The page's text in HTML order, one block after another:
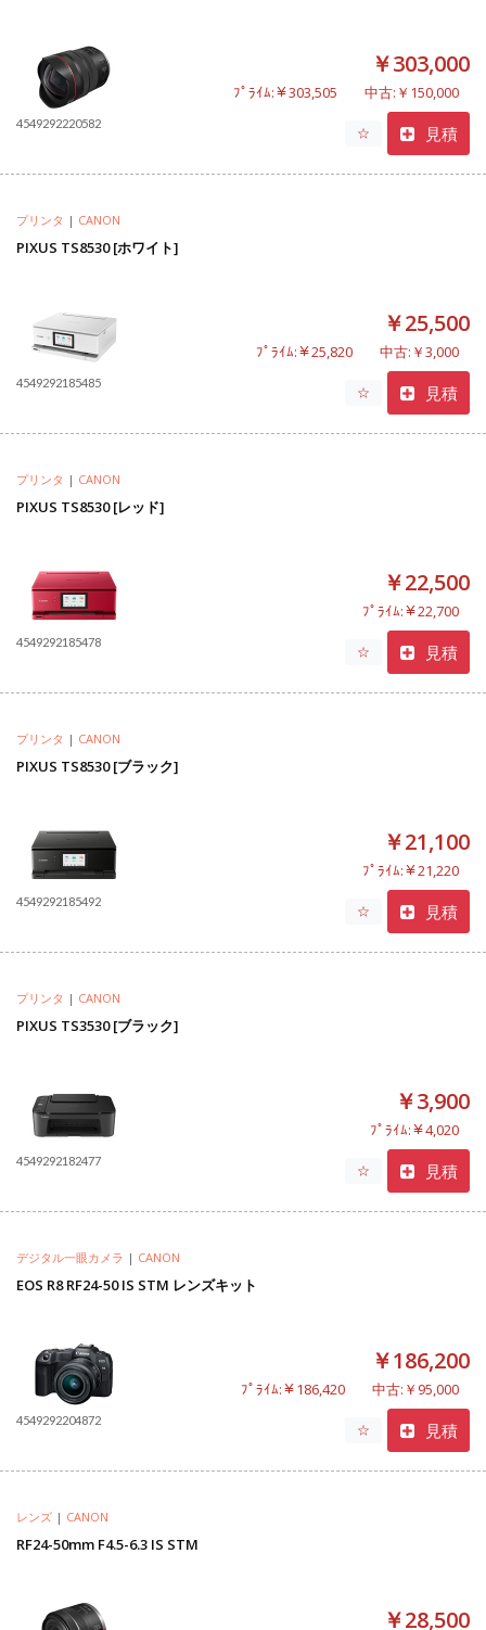
4549292220582
￥303,000
ﾌﾟﾗｲﾑ:￥303,505 中古:￥150,000
☆ 見積
プリンタ | CANON
PIXUS TS8530 [ホワイト]
4549292185485
￥25,500
ﾌﾟﾗｲﾑ:￥25,820 中古:￥3,000
☆ 見積
プリンタ | CANON
PIXUS TS8530 [レッド]
4549292185478
￥22,500
ﾌﾟﾗｲﾑ:￥22,700
☆ 見積
プリンタ | CANON
PIXUS TS8530 [ブラック]
4549292185492
￥21,100
ﾌﾟﾗｲﾑ:￥21,220
☆ 見積
プリンタ | CANON
PIXUS TS3530 [ブラック]
4549292182477
￥3,900
ﾌﾟﾗｲﾑ:￥4,020
☆ 見積
デジタル一眼カメラ | CANON
EOS R8 RF24-50 IS STM レンズキット
4549292204872
￥186,200
ﾌﾟﾗｲﾑ:￥186,420 中古:￥95,000
☆ 見積
レンズ | CANON
RF24-50mm F4.5-6.3 IS STM
￥28,500